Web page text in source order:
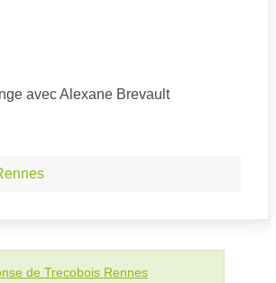
avec Alexane Brevault
de Trecobois Rennes